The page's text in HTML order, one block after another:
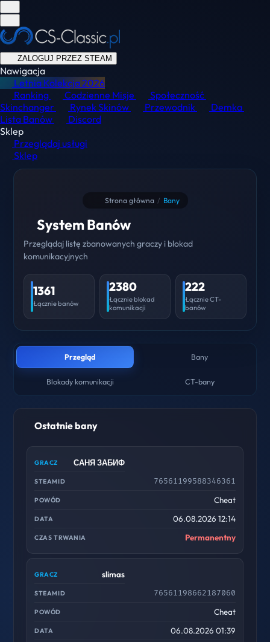
ZALOGUJ PRZEZ STEAM
Nawigacja
Letnia Kolekcja2026
Ranking
Codzienne Misje
Społeczność
Skinchanger
Rynek Skinów Przewodnik
Demka
Lista Banów
Discord
Sklep
Przeglądaj usługi
Sklep
Strona główna / Bany
System Banów
Przeglądaj listę zbanowanych graczy i blokad
komunikacyjnych
1361
Łącznie banów
2380
Łącznie blokad
komunikacji
222
Łącznie CT-
banów
Przegląd Bany
Blokady komunikacji CT-bany
Ostatnie bany
САНЯ ЗАБИФ
76561199588346361
Cheat
06.08.2026 12:14
Permanentny
slimas
76561198662187060
Cheat
06.08.2026 01:39